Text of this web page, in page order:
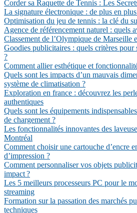
Corder sa Raquette de Tennis : Les
La signature électronique : de plus en
Optimisation du jeu de tennis : la clé du
Agence de référencement naturel : quels
Classement de l’Olympique de Marseille
Goodies publicitaires : quels critères pour
?
Comment allier esthétique et
Quels sont les impacts d’un mauvais
système de climatisation ?
Exploration en france : découvrez les
authentiques
Quels sont les équipements
de chargement ?
Les fonctionnalités innovantes des
Montréal
Comment choisir une cartouche d’encre
d’impression ?
Comment personnaliser vos objets
impact ?
Les 5 meilleurs processeurs PC pour le
streaming
Formation sur la passation des marchés
techniques